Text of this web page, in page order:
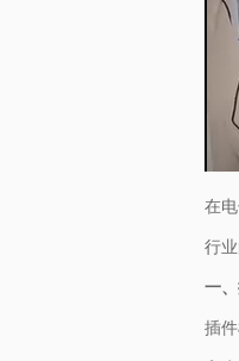
在
行
一
插